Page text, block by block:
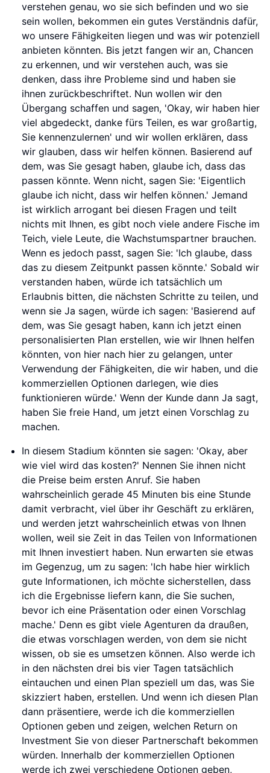
verstehen genau, wo sie sich befinden und wo sie
sein wollen, bekommen ein gutes Verständnis dafür,
wo unsere Fähigkeiten liegen und was wir potenziell
anbieten könnten. Bis jetzt fangen wir an, Chancen
zu erkennen, und wir verstehen auch, was sie
denken, dass ihre Probleme sind und haben sie
ihnen zurückbeschriftet. Nun wollen wir den
Übergang schaffen und sagen, 'Okay, wir haben hier
viel abgedeckt, danke fürs Teilen, es war großartig,
Sie kennenzulernen' und wir wollen erklären, dass
wir glauben, dass wir helfen können. Basierend auf
dem, was Sie gesagt haben, glaube ich, dass das
passen könnte. Wenn nicht, sagen Sie: 'Eigentlich
glaube ich nicht, dass wir helfen können.' Jemand
ist wirklich arrogant bei diesen Fragen und teilt
nichts mit Ihnen, es gibt noch viele andere Fische im
Teich, viele Leute, die Wachstumspartner brauchen.
Wenn es jedoch passt, sagen Sie: 'Ich glaube, dass
das zu diesem Zeitpunkt passen könnte.' Sobald wir
verstanden haben, würde ich tatsächlich um
Erlaubnis bitten, die nächsten Schritte zu teilen, und
wenn sie Ja sagen, würde ich sagen: 'Basierend auf
dem, was Sie gesagt haben, kann ich jetzt einen
personalisierten Plan erstellen, wie wir Ihnen helfen
könnten, von hier nach hier zu gelangen, unter
Verwendung der Fähigkeiten, die wir haben, und die
kommerziellen Optionen darlegen, wie dies
funktionieren würde.' Wenn der Kunde dann Ja sagt,
haben Sie freie Hand, um jetzt einen Vorschlag zu
machen.
In diesem Stadium könnten sie sagen: 'Okay, aber
wie viel wird das kosten?' Nennen Sie ihnen nicht
die Preise beim ersten Anruf. Sie haben
wahrscheinlich gerade 45 Minuten bis eine Stunde
damit verbracht, viel über ihr Geschäft zu erklären,
und werden jetzt wahrscheinlich etwas von Ihnen
wollen, weil sie Zeit in das Teilen von Informationen
mit Ihnen investiert haben. Nun erwarten sie etwas
im Gegenzug, um zu sagen: 'Ich habe hier wirklich
gute Informationen, ich möchte sicherstellen, dass
ich die Ergebnisse liefern kann, die Sie suchen,
bevor ich eine Präsentation oder einen Vorschlag
mache.' Denn es gibt viele Agenturen da draußen,
die etwas vorschlagen werden, von dem sie nicht
wissen, ob sie es umsetzen können. Also werde ich
in den nächsten drei bis vier Tagen tatsächlich
eintauchen und einen Plan speziell um das, was Sie
skizziert haben, erstellen. Und wenn ich diesen Plan
dann präsentiere, werde ich die kommerziellen
Optionen geben und zeigen, welchen Return on
Investment Sie von dieser Partnerschaft bekommen
würden. Innerhalb der kommerziellen Optionen
werde ich zwei verschiedene Optionen geben,